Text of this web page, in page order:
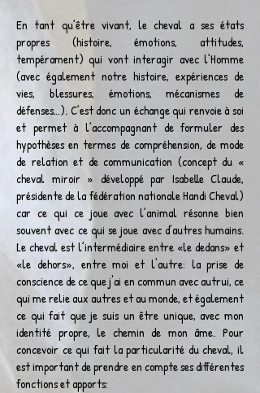
En tant qu’être vivant, le cheval a ses états
propres (histoire, émotions, attitudes,
tempérament) qui vont interagir avec l’Homme
(avec également notre histoire, expériences de
vies, blessures, émotions, mécanismes de
défenses…). C’est donc un échange qui renvoie à soi
et permet à l’accompagnant de formuler des
hypothèses en termes de compréhension, de mode
de relation et de communication (concept du «
cheval miroir » développé par Isabelle Claude,
présidente de la fédération nationale Handi Cheval)
car ce qui ce joue avec l’animal résonne bien
souvent avec ce qui se joue avec d’autres humains.
Le cheval est l’intermédiaire entre «le dedans» et
«le dehors», entre moi et l'autre: la prise de
conscience de ce que j'ai en commun avec autrui, ce
qui me relie aux autres et au monde, et également
ce qui fait que je suis un être unique, avec mon
identité propre, le chemin de mon âme. Pour
concevoir ce qui fait la particularité du cheval, il
est important de prendre en compte ses différentes
fonctions et apports: